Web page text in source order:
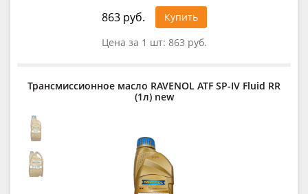
863 руб.
Купить
Цена за 1 шт: 863 руб.
Трансмиссионное масло RAVENOL ATF SP-IV Fluid RR
(1л) new